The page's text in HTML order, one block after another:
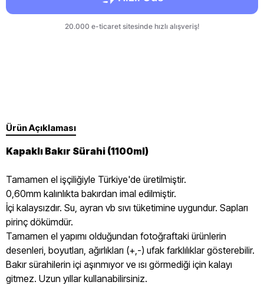
Ürün Açıklaması
Kapaklı Bakır Sürahi (1100ml)
Tamamen el işçiliğiyle Türkiye'de üretilmiştir.
0,60mm kalınlıkta bakırdan imal edilmiştir.
İçi kalaysızdır. Su, ayran vb sıvı tüketimine uygundur. Sapları
pirinç dökümdür.
Tamamen el yapımı olduğundan fotoğraftaki ürünlerin
desenleri, boyutları, ağırlıkları (+,-) ufak farklılıklar gösterebilir.
Bakır sürahilerin içi aşınmıyor ve ısı görmediği için kalayı
gitmez. Uzun yıllar kullanabilirsiniz.